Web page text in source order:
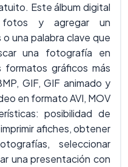
Este álbum digital
y agregar un
una palabra clave que
una fotografía en
formatos gráficos más
GIF, GIF animado y
en formato AVI, MOV
posibilidad de
afiches, obtener
seleccionar
una presentación con